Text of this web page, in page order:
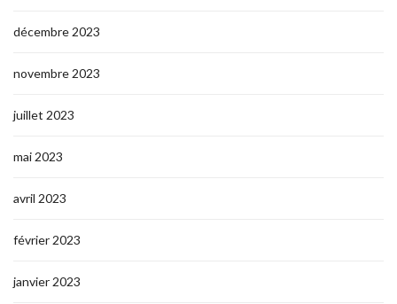
décembre 2023
novembre 2023
juillet 2023
mai 2023
avril 2023
février 2023
janvier 2023